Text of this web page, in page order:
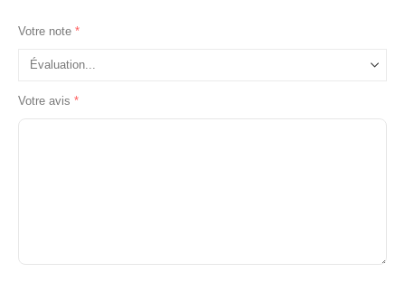
Votre note *
Votre avis *